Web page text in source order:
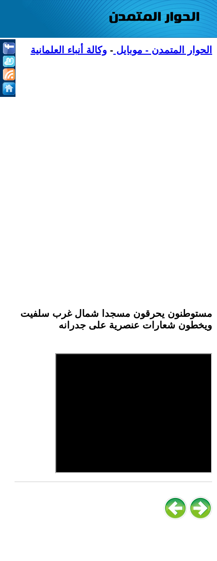
الحوار المتمدن - موبايل - وكالة أنباء العلمانية
مستوطنون يحرقون مسجدا شمال غرب سلفيت
ويخطون شعارات عنصرية على جدرانه